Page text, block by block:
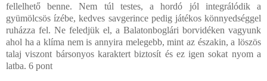
fellelhető benne. Nem túl testes, a hordó jól integrálódik a
gyümölcsös ízébe, kedves savgerince pedig játékos könnyedséggel
ruházza fel. Ne feledjük el, a Balatonboglári borvidéken vagyunk
ahol ha a klíma nem is annyira melegebb, mint az északin, a löszös
talaj viszont bársonyos karaktert biztosít és ez igen sokat nyom a
latba. 6 pont